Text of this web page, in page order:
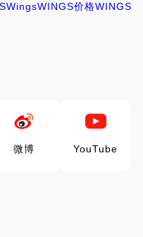
WingsWINGS价格WINGS
微博 YouTube